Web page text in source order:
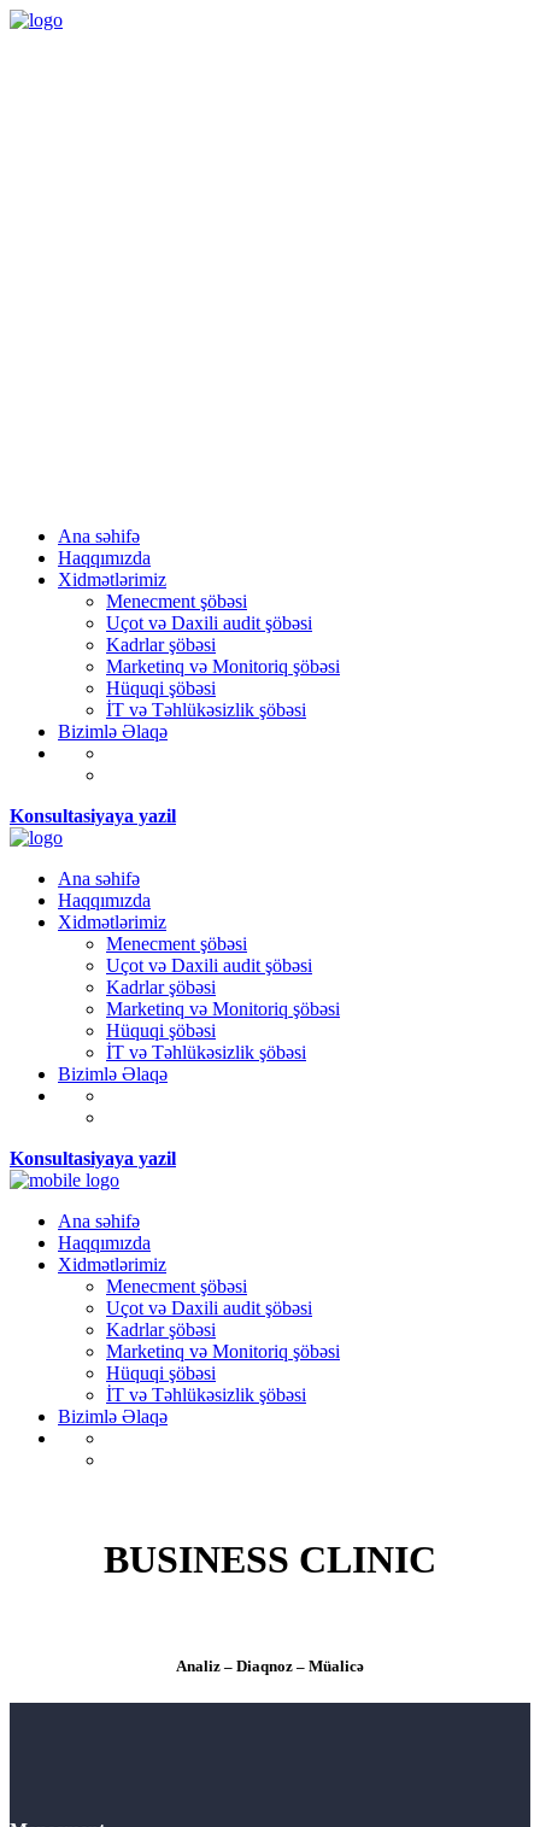
Ana səhifə
Haqqımızda
Xidmətlərimiz
Menecment şöbəsi
Uçot və Daxili audit şöbəsi
Kadrlar şöbəsi
Marketinq və Monitoriq şöbəsi
Hüquqi şöbəsi
İT və Təhlükəsizlik şöbəsi
Bizimlə Əlaqə
Konsultasiyaya yazil
Ana səhifə
Haqqımızda
Xidmətlərimiz
Menecment şöbəsi
Uçot və Daxili audit şöbəsi
Kadrlar şöbəsi
Marketinq və Monitoriq şöbəsi
Hüquqi şöbəsi
İT və Təhlükəsizlik şöbəsi
Bizimlə Əlaqə
Konsultasiyaya yazil
Ana səhifə
Haqqımızda
Xidmətlərimiz
Menecment şöbəsi
Uçot və Daxili audit şöbəsi
Kadrlar şöbəsi
Marketinq və Monitoriq şöbəsi
Hüquqi şöbəsi
İT və Təhlükəsizlik şöbəsi
Bizimlə Əlaqə
BUSINESS CLINIC
Analiz – Diaqnoz – Müalicə